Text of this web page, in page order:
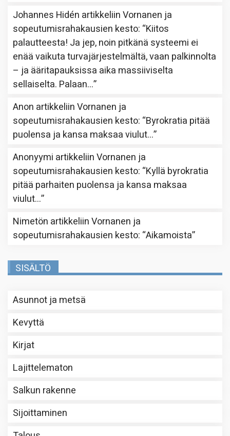
Johannes Hidén artikkeliinVornanen ja
sopeutumisrahakausien kesto: “Kiitos
palautteesta! Ja jep, noin pitkänä systeemi ei
enää vaikuta turvajärjestelmältä, vaan palkinnolta
– ja ääritapauksissa aika massiiviselta
sellaiselta. Palaan…”
Anon artikkeliinVornanen ja
sopeutumisrahakausien kesto: “Byrokratia pitää
puolensa ja kansa maksaa viulut…”
Anonyymi artikkeliinVornanen ja
sopeutumisrahakausien kesto: “Kyllä byrokratia
pitää parhaiten puolensa ja kansa maksaa
viulut…”
Nimetön artikkeliinVornanen ja
sopeutumisrahakausien kesto: “Aikamoista”
SISÄLTÖ
Asunnot ja metsä
Kevyttä
Kirjat
Lajittelematon
Salkun rakenne
Sijoittaminen